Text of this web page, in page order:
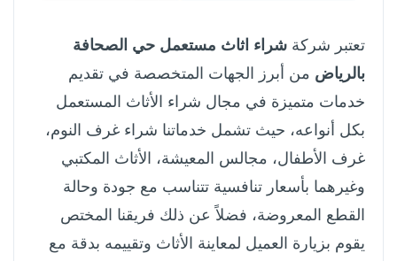
تعتبر شركة شراء اثاث مستعمل حي الصحافة
بالرياض من أبرز الجهات المتخصصة في تقديم
خدمات متميزة في مجال شراء الأثاث المستعمل
بكل أنواعه، حيث تشمل خدماتنا شراء غرف النوم،
غرف الأطفال، مجالس المعيشة، الأثاث المكتبي
وغيرهما بأسعار تنافسية تتناسب مع جودة وحالة
القطع المعروضة، فضلاً عن ذلك فريقنا المختص
يقوم بزيارة العميل لمعاينة الأثاث وتقييمه بدقة مع